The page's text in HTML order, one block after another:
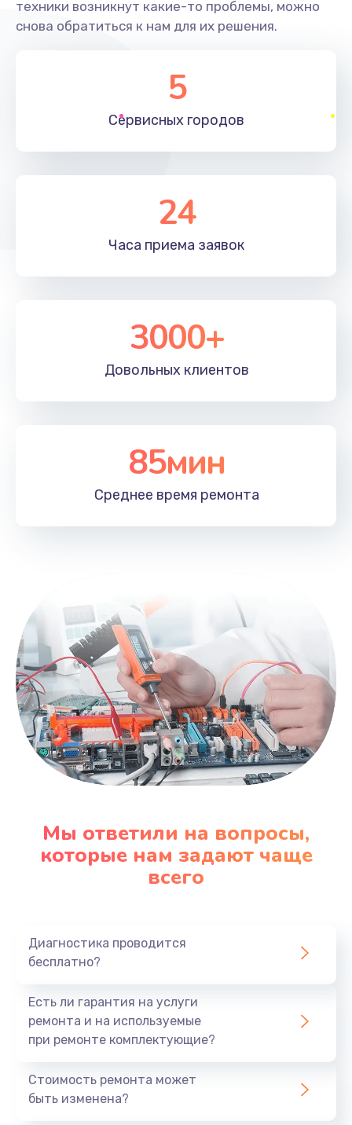
техники возникнут какие-то проблемы, можно
снова обратиться к нам для их решения.
5
Сервисных городов
24
Часа приема заявок
3000+
Довольных клиентов
85мин
Среднее время ремонта
Мы ответили на вопросы,
которые нам задают чаще
всего
Диагностика проводится
бесплатно?
Есть ли гарантия на услуги
ремонта и на используемые
при ремонте комплектующие?
Стоимость ремонта может
быть изменена?